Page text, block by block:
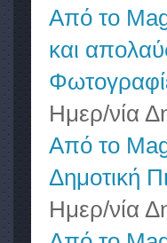
Από το
και
Ημερ/νία
Από το
Δημοτική
Ημερ/νία